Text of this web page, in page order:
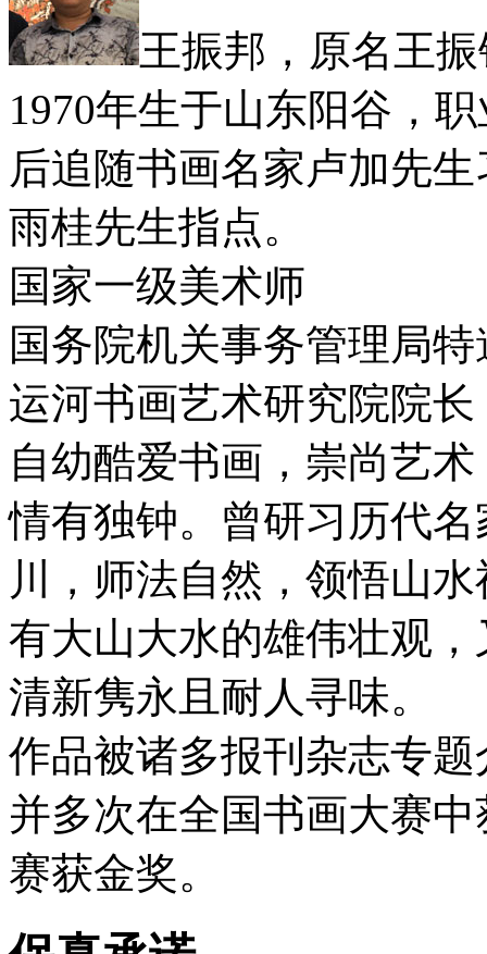
王振邦，原名王
1970年生于山东阳谷，
后追随书画名家卢加先
雨桂先生指点。
国家一级美术师
国务院机关事务管理局
运河书画艺术研究院院长
自幼酷爱书画，崇尚艺
情有独钟。曾研习历代
川，师法自然，领悟山
有大山大水的雄伟壮观
清新隽永且耐人寻味。
作品被诸多报刊杂志专
并多次在全国书画大赛
赛获金奖。